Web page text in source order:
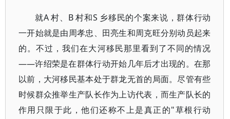
就A 村、B 村和S 乡移民的个案来说，群体行动
一开始就是由周孝忠、田亮生和周克旺分别动员起来
的。不过，我们在大河移民那里看到了不同的情况
——许绍荣是在群体行动开始几年后才出现的。在那
以前，大河移民基本处于群龙无首的局面。尽管有些
时候群众推举生产队长作为上访代表，而生产队长的
作用只限于此，他们还称不上是真正的"草根行动